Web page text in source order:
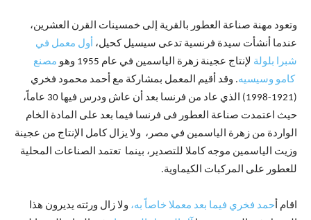
وتعود مهنة صناعة العطور بالقرية إلى خمسينات القرن العشرين،
عندما أنشأت سيدة فرنسية تدعى سيسيل كحيل، أول معمل في
شبرا بلولة لإنتاج عجينة زهرة الياسمين في عام 1955 وهو
مصنع
كامو وسيسيه. وقد أقيم المعمل بمشاركة مع أحمد محمود فخري
(1921-1998) الذي عاد من فرنسا بعد أن عاش ودرس فيها 30 عاماً،
حيث اعتمدت صناعة العطور فى فرنسا فيما بعد على المادة الخام
الواردة من زهرة الياسمين في مصر، ولا يزال كامل الإنتاج من عجينة
وزيت الياسمين موجه كاملا للتصدير، بينما تعتمد الصناعات المحلية
للعطور على المركبات الكيماوية.
اقام أحمد فخري فيما بعد معملا خاصاً به، ولا زال ورثته يديرون هذا